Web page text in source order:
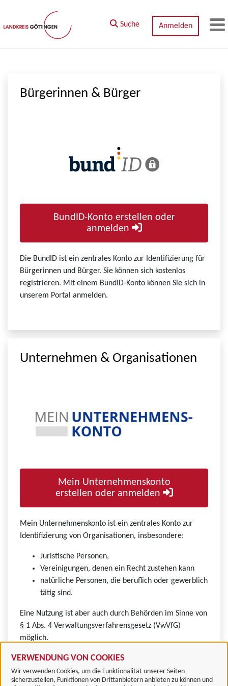
Zum Hauptinhalt springen
VERWENDUNG VON COOKIES
Wir verwenden Cookies, um die Funktionalität unserer Seiten
sicherzustellen, Funktionen von Drittanbietern anbieten zu können und
Suche Anmelden
Bürgerinnen & Bürger
BundID-Konto erstellen oder
anmelden
Die BundID ist ein zentrales Konto zur Identifizierung für
Bürgerinnen und Bürger. Sie können sich kostenlos
registrieren. Mit einem BundID-Konto können Sie sich in
unserem Portal anmelden.
Unternehmen & Organisationen
Mein Unternehmenskonto
erstellen oder anmelden
Mein Unternehmenskonto ist ein zentrales Konto zur
Identifizierung von Organisationen, insbesondere:
Juristische Personen,
Vereinigungen, denen ein Recht zustehen kann
natürliche Personen, die beruflich oder gewerblich
tätig sind.
Eine Nutzung ist aber auch durch Behörden im Sinne von
§ 1 Abs. 4 Verwaltungsverfahrensgesetz (VwVfG)
möglich.